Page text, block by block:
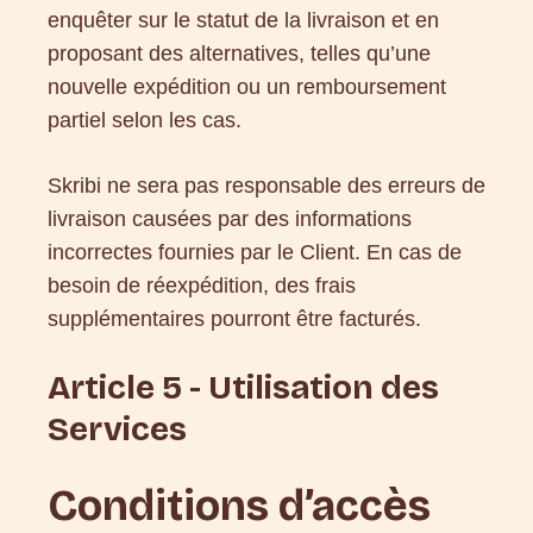
enquêter sur le statut de la livraison et en
proposant des alternatives, telles qu’une
nouvelle expédition ou un remboursement
partiel selon les cas.
Skribi ne sera pas responsable des erreurs de
livraison causées par des informations
incorrectes fournies par le Client. En cas de
besoin de réexpédition, des frais
supplémentaires pourront être facturés.
Article 5 - Utilisation des
Services
Conditions d’accès